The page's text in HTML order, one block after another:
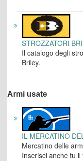
STROZZATORI
Il catalogo degli
Briley.
Armi usate
IL MERCATINO
Mercatino delle
Inserisci anche tu